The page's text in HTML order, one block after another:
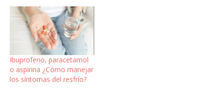
Ibuprofeno, paracetamol
o aspirina ¿Cómo manejar
los síntomas del resfrío?